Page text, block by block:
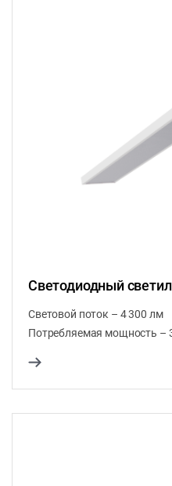
Светодиодный
Световой поток – 4 300 лм
Потребляемая мощность –